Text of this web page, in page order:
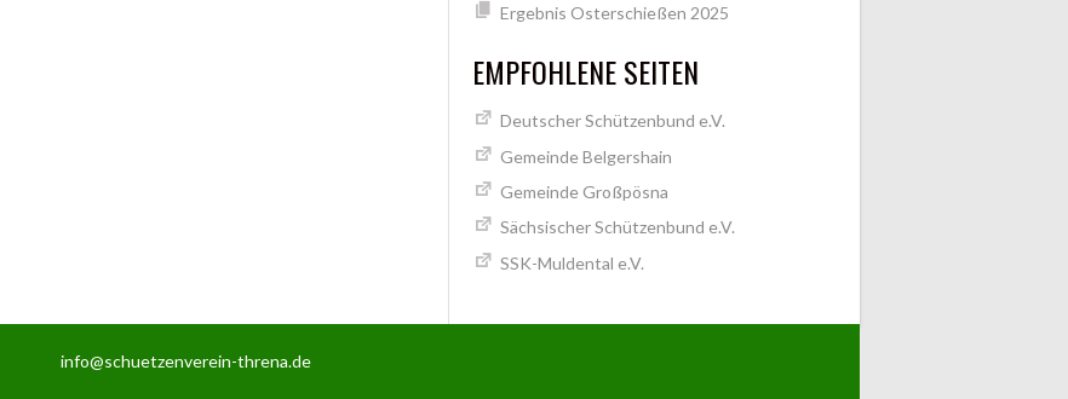
Ergebnis Osterschießen 2025
EMPFOHLENE SEITEN
Deutscher Schützenbund e.V.
Gemeinde Belgershain
Gemeinde Großpösna
Sächsischer Schützenbund e.V.
SSK-Muldental e.V.
info@schuetzenverein-threna.de